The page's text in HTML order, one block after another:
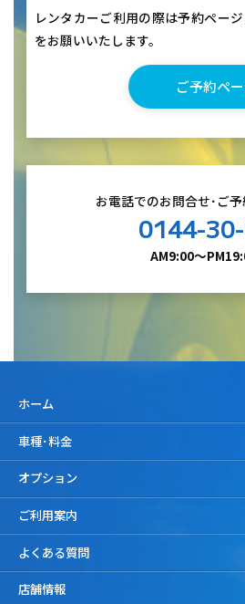
レンタカーご利用の際は予約ペー
をお願いいたします。
ご予約ペ
お電話でのお問合せ･ご
0144-
AM9:00～
ホーム
車種･料金
オプション
ご利用案内
よくある質問
店舗情報